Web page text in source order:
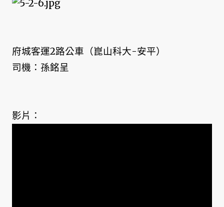
府城客運2路公車（崑山科大-安平）
司機：孫銘呈
影片：